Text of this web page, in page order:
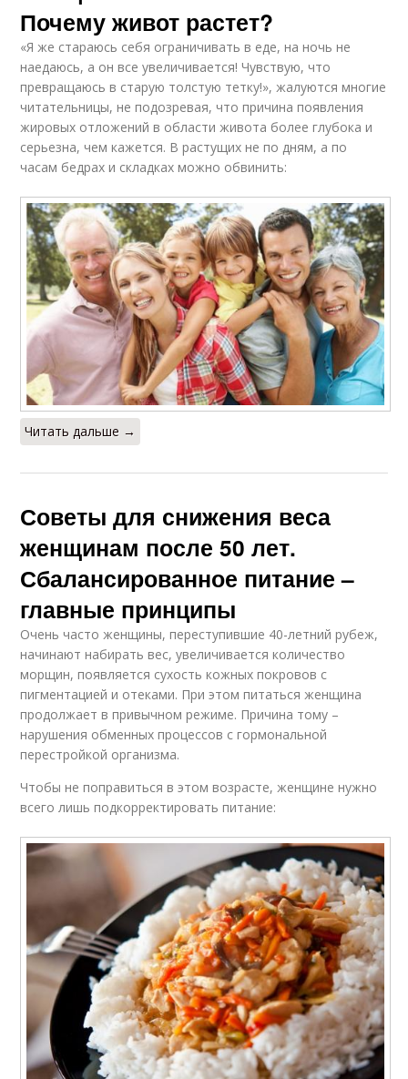
Почему живот растет?
«Я же стараюсь себя ограничивать в еде, на ночь не
наедаюсь, а он все увеличивается! Чувствую, что
превращаюсь в старую толстую тетку!», жалуются многие
читательницы, не подозревая, что причина появления
жировых отложений в области живота более глубока и
серьезна, чем кажется. В растущих не по дням, а по
часам бедрах и складках можно обвинить:
Читать дальше →
Советы для снижения веса
женщинам после 50 лет.
Сбалансированное питание –
главные принципы
Очень часто женщины, переступившие 40-летний рубеж,
начинают набирать вес, увеличивается количество
морщин, появляется сухость кожных покровов с
пигментацией и отеками. При этом питаться женщина
продолжает в привычном режиме. Причина тому –
нарушения обменных процессов с гормональной
перестройкой организма.
Чтобы не поправиться в этом возрасте, женщине нужно
всего лишь подкорректировать питание: